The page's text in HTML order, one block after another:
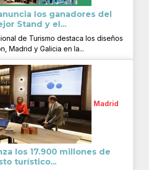
los ganadores del
Stand y el...
de Turismo destaca los diseños
Madrid y Galicia en la...
Madrid
los 17.900 millones de
turístico...